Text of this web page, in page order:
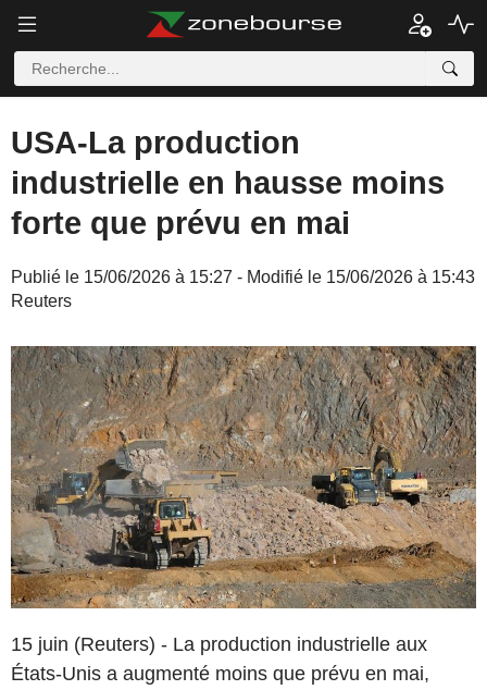
USA-La production
industrielle en hausse moins
forte que prévu en mai
Publié le 15/06/2026 à 15:27 - Modifié le 15/06/2026 à 15:43
Reuters
15 juin (Reuters) - La production industrielle aux
États-Unis a augmenté moins que prévu en mai,